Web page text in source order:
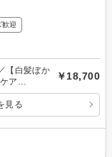
歓迎
【白髪ぼか
ア
￥18,700
見る